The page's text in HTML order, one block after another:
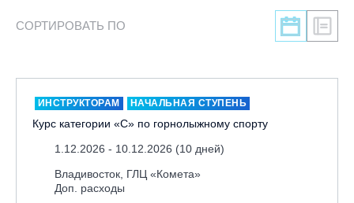
Тренерам
ЛЕКТОР
СРОКИ ПРОВЕДЕНИЯ
СОРТИРОВАТЬ ПО
ИНСТРУКТОРАМ НАЧАЛЬНАЯ СТУПЕНЬ
Курс категории «С» по горнолыжному спорту
1.12.2026 - 10.12.2026 (10 дней)
Владивосток, ГЛЦ «Комета»
Доп. расходы